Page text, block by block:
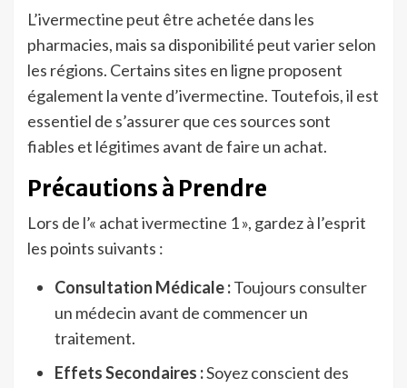
L’ivermectine peut être achetée dans les
pharmacies, mais sa disponibilité peut varier selon
les régions. Certains sites en ligne proposent
également la vente d’ivermectine. Toutefois, il est
essentiel de s’assurer que ces sources sont
fiables et légitimes avant de faire un achat.
Précautions à Prendre
Lors de l’« achat ivermectine 1 », gardez à l’esprit
les points suivants :
Consultation Médicale :Toujours consulter
un médecin avant de commencer un
traitement.
Effets Secondaires :Soyez conscient des